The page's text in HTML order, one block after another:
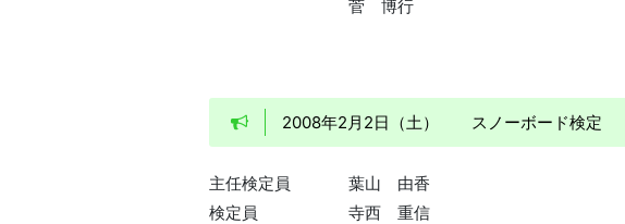
菅 博行
2008年2月2日（土） スノーボード検定
主任検定員
葉山 由香
検定員
寺西 重信